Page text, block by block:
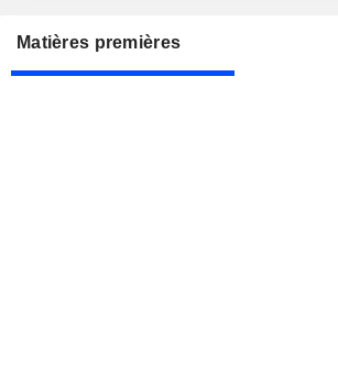
Matières premières